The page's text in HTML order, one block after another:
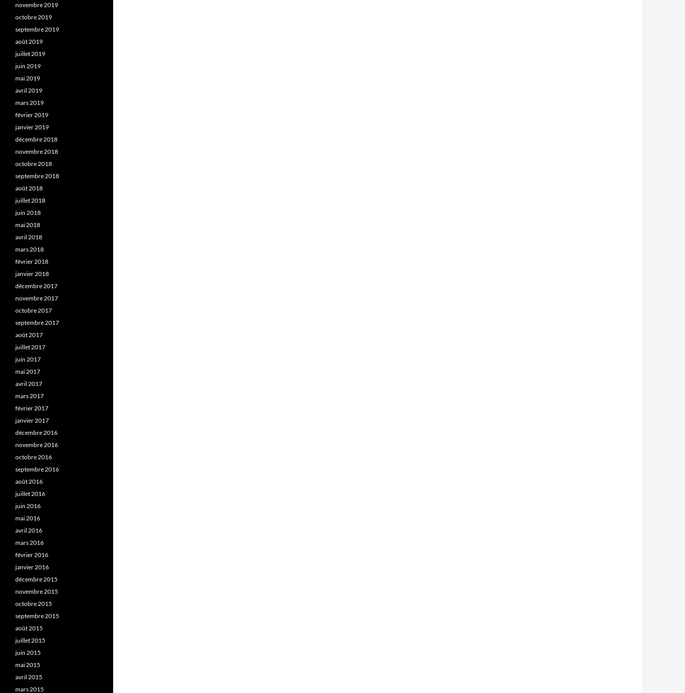
novembre 2019
octobre 2019
septembre 2019
août 2019
juillet 2019
juin 2019
mai 2019
avril 2019
mars 2019
février 2019
janvier 2019
décembre 2018
novembre 2018
octobre 2018
septembre 2018
août 2018
juillet 2018
juin 2018
mai 2018
avril 2018
mars 2018
février 2018
janvier 2018
décembre 2017
novembre 2017
octobre 2017
septembre 2017
août 2017
juillet 2017
juin 2017
mai 2017
avril 2017
mars 2017
février 2017
janvier 2017
décembre 2016
novembre 2016
octobre 2016
septembre 2016
août 2016
juillet 2016
juin 2016
mai 2016
avril 2016
mars 2016
février 2016
janvier 2016
décembre 2015
novembre 2015
octobre 2015
septembre 2015
août 2015
juillet 2015
juin 2015
mai 2015
avril 2015
mars 2015